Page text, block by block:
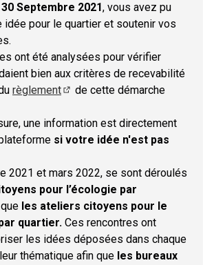
Septembre 2021, vous avez pu
idée pour le quartier et soutenir vos
ont été analysées pour vérifier
bien aux critères de recevabilité
règlement
de cette démarche
une information est directement
si votre idée n'est pas
2021 et mars 2022, se sont déroulés
pour l’écologie par
les ateliers citoyens pour le
quartier. Ces rencontres ont
les idées déposées dans chaque
thématique afin que les bureaux